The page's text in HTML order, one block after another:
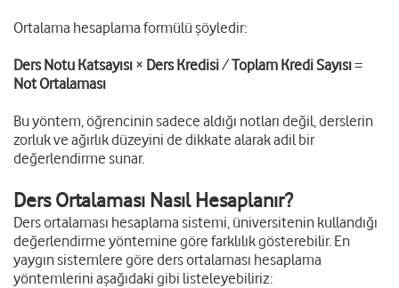
Ortalama hesaplama formülü şöyledir:
Ders Notu Katsayısı × Ders Kredisi/Toplam Kredi Sayısı=
Not Ortalaması
Bu yöntem, öğrencinin sadece aldığı notları değil, derslerin
zorluk ve ağırlık düzeyini de dikkate alarak adil bir
değerlendirme sunar.
Ders Ortalaması Nasıl Hesaplanır?
Ders ortalaması hesaplama sistemi, üniversitenin kullandığı
değerlendirme yöntemine göre farklılık gösterebilir. En
yaygın sistemlere göre ders ortalaması hesaplama
yöntemlerini aşağıdaki gibi listeleyebiliriz: